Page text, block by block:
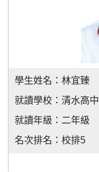
學生姓名： 林宜臻
就讀學校： 清水高中
就讀年級： 二年級
名次排名： 校排5